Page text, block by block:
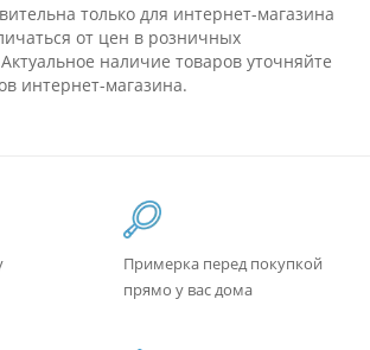
только для интернет-магазина
от цен в розничных
наличие товаров уточняйте
интернет-магазина.
Примерка перед покупкой
прямо у вас дома